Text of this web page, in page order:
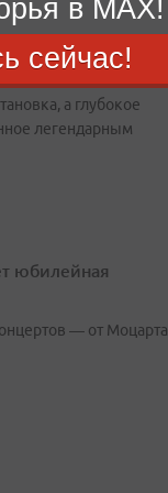
чеховского
а глубокое
легендарным
юбилейная
— от Моцарта
в MAX!
сейчас!